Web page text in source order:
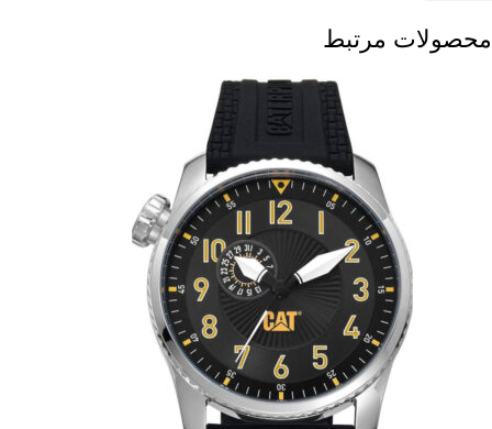
محصولات مرتبط